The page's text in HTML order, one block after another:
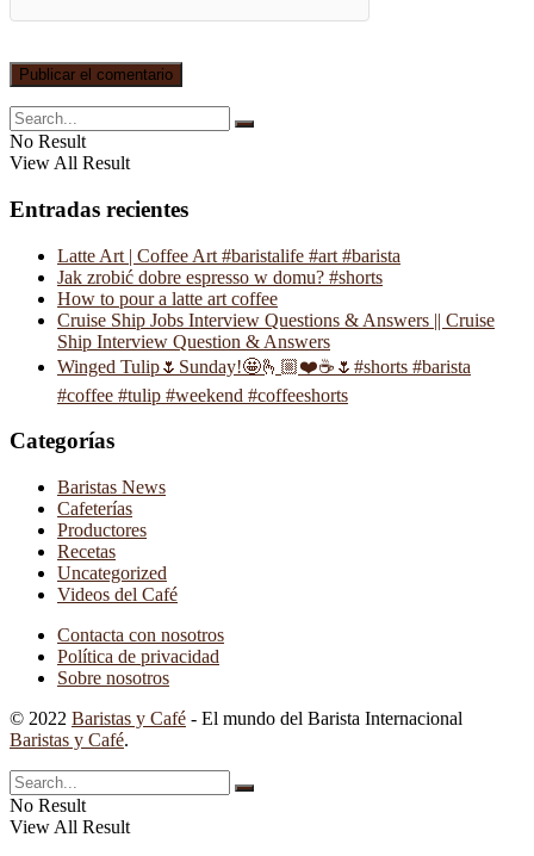
No Result
View All Result
Entradas recientes
Latte Art | Coffee Art #baristalife #art #barista
Jak zrobić dobre espresso w domu? #shorts
How to pour a latte art coffee
Cruise Ship Jobs Interview Questions & Answers || Cruise
Ship Interview Question & Answers
Winged Tulip🌷Sunday!🤩🫰🏼❤️☕️🌷#shorts #barista
#coffee #tulip #weekend #coffeeshorts
Categorías
Baristas News
Cafeterías
Productores
Recetas
Uncategorized
Videos del Café
Contacta con nosotros
Política de privacidad
Sobre nosotros
© 2022 Baristas y Café - El mundo del Barista Internacional
Baristas y Café.
No Result
View All Result